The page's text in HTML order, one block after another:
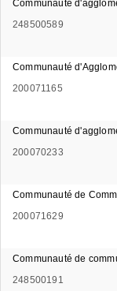
Communauté
248500589
Communauté
200071165
Communauté
200070233
Communauté de
200071629
Communauté de
248500191